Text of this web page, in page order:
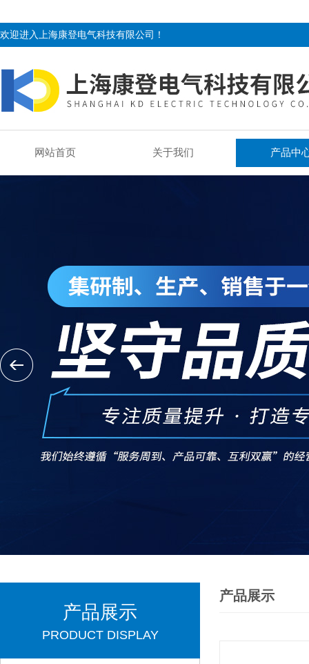
欢迎进入上海康登电气科技有限公司！
网站首页 关于我们 产品中
产品展示
PRODUCT DISPLAY
产品展示